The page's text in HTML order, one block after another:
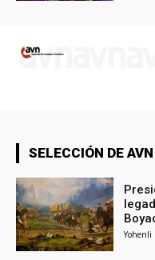
SELECCIÓN DE AVN
Yohenli